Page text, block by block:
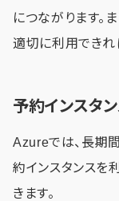
につながります。
適切に利用できれ
予約インスタ
Azureでは、長期
約インスタンスを
きます。